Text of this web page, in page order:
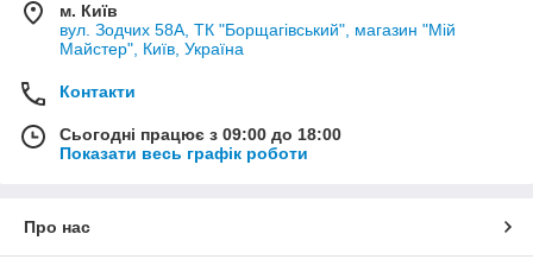
м. Київ
вул. Зодчих 58А, ТК "Борщагівський", магазин "Мій
Майстер", Київ, Україна
Контакти
Сьогодні працює з 09:00 до 18:00
Показати весь графік роботи
Про нас